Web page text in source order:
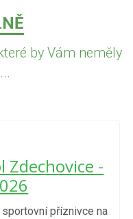
by Vám neměly
Zdechovice -
příznivce na